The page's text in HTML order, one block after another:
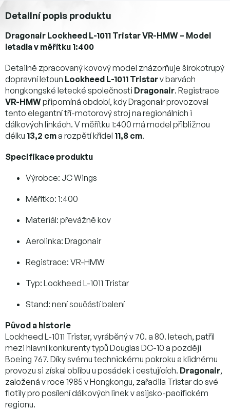
Detailní popis produktu
Dragonair Lockheed L-1011 Tristar VR-HMW – Model
letadla v měřítku 1:400
Detailně zpracovaný kovový model znázorňuje širokotrupý
dopravní letoun Lockheed L-1011 Tristarv barvách
hongkongské letecké společnosti Dragonair. Registrace
VR-HMWpřipomíná období, kdy Dragonair provozoval
tento elegantní tří-motorový stroj na regionálních i
dálkových linkách. V měřítku 1:400 má model přibližnou
délku 13,2 cma rozpětí křídel 11,8 cm.
Specifikace produktu
Výrobce: JC Wings
Měřítko: 1:400
Materiál: převážně kov
Aerolinka: Dragonair
Registrace: VR-HMW
Typ: Lockheed L-1011 Tristar
Stand: není součástí balení
Původ a historie
Lockheed L-1011 Tristar, vyráběný v 70. a 80. letech, patřil
mezi hlavní konkurenty typů Douglas DC-10 a později
Boeing 767. Díky svému technickému pokroku a klidnému
provozu si získal oblibu u posádek i cestujících. Dragonair,
založená v roce 1985 v Hongkongu, zařadila Tristar do své
flotily pro posílení dálkových linek v asijsko-pacifickém
regionu.